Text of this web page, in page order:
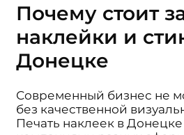
Почему стоит
наклейки и
Донецке
Современный бизнес не
без качественной
Печать наклеек в